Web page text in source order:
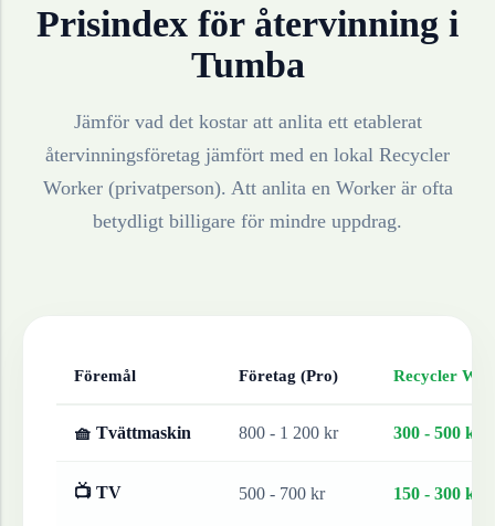
Prisindex för återvinning i
Tumba
Jämför vad det kostar att anlita ett etablerat
återvinningsföretag jämfört med en lokal Recycler
Worker (privatperson). Att anlita en Worker är ofta
betydligt billigare för mindre uppdrag.
Föremål Företag (Pro) Recycler
🧺 Tvättmaskin 800 - 1 200 kr 300 - 500 kr
📺 TV 500 - 700 kr 150 - 300 kr